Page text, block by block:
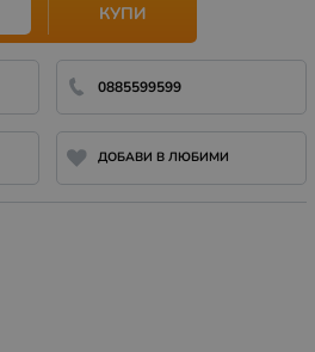
КУПИ
0885599599
ДОБАВИ В ЛЮБИМИ